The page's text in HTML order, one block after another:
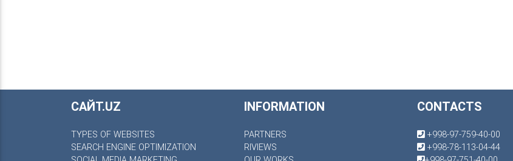
САЙТ.UZ
TYPES OF WEBSITES
SEARCH ENGINE OPTIMIZATION
INFORMATION
PARTNERS
RIVIEWS
CONTACTS
+998-97-759-40-00
+998-78-113-04-44